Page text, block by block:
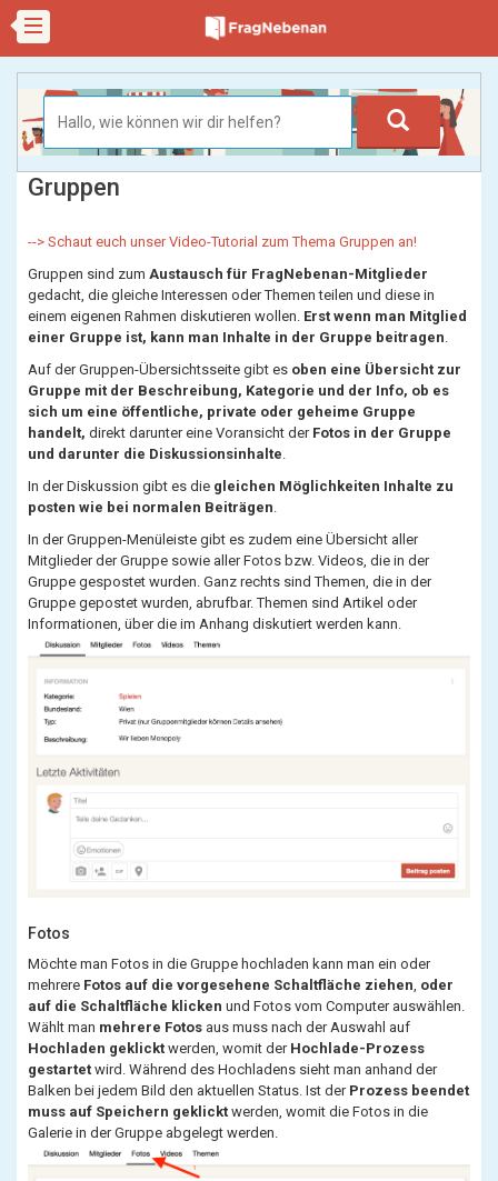
Gruppen
--> Schaut euch unser Video-Tutorial zum Thema Gruppen an!
Gruppen sind zum Austausch für FragNebenan-Mitglieder
gedacht, die gleiche Interessen oder Themen teilen und diese in
einem eigenen Rahmen diskutieren wollen. Erst wenn man Mitglied
einer Gruppe ist, kann man Inhalte in der Gruppe beitragen.
Auf der Gruppen-Übersichtsseite gibt es oben eine Übersicht zur
Gruppe mit der Beschreibung, Kategorie und der Info, ob es
sich um eine öffentliche, private oder geheime Gruppe
handelt, direkt darunter eine Voransicht derFotos in der Gruppe
und darunter die Diskussionsinhalte.
In der Diskussion gibt es die gleichen Möglichkeiten Inhalte zu
posten wie bei normalen Beiträgen.
In der Gruppen-Menüleiste gibt es zudem eine Übersicht aller
Mitglieder der Gruppe sowie aller Fotos bzw. Videos, die in der
Gruppe gespostet wurden. Ganz rechts sind Themen, die in der
Gruppe gepostet wurden, abrufbar. Themen sind Artikel oder
Informationen, über die im Anhang diskutiert werden kann.
Fotos
Möchte man Fotos in die Gruppe hochladen kann man ein oder
mehrere Fotos auf die vorgesehene Schaltfläche ziehen oder
auf die Schaltfläche klicken und Fotos vom Computer auswählen.
Wählt man mehrere Fotos aus muss nach der Auswahl auf
Hochladen geklickt werden, womit der Hochlade-Prozess
gestartet wird. Während des Hochladens sieht man anhand der
Balken bei jedem Bild den aktuellen Status. Ist der Prozess beendet
muss auf Speichern geklickt werden, womit die Fotos in die
Galerie in der Gruppe abgelegt werden.